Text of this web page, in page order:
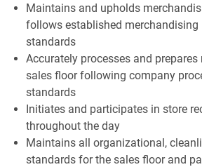
Maintains and upholds
follows established merchandising
standards
Accurately processes and
sales floor following company
standards
Initiates and participates in store
throughout the day
Maintains all organizational,
standards for the sales floor and